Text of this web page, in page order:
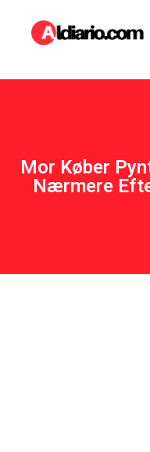
Mor Køber
Nærmere